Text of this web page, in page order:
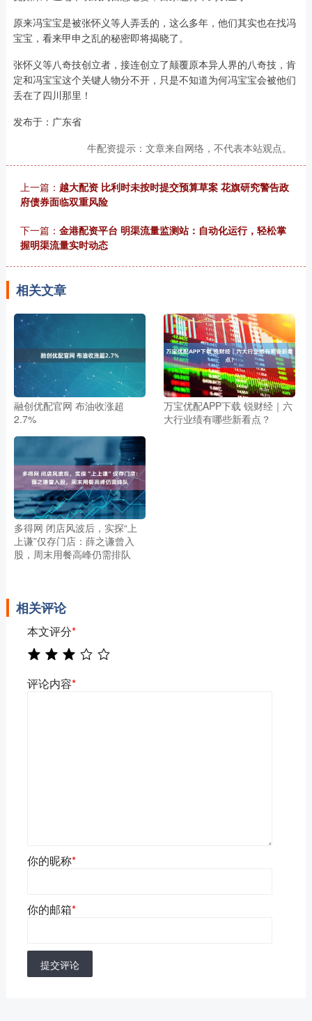
原来冯宝宝是被张怀义等人弄丢的，这么多年，他们其实也在找冯
宝宝，看来甲申之乱的秘密即将揭晓了。
张怀义等八奇技创立者，接连创立了颠覆原本异人界的八奇技，肯
定和冯宝宝这个关键人物分不开，只是不知道为何冯宝宝会被他们
丢在了四川那里！
发布于：广东省
牛配资提示：文章来自网络，不代表本站观点。
上一篇： 越大配资 比利时未按时提交预算草案 花旗研究警告政
府债券面临双重风险
下一篇： 金港配资平台 明渠流量监测站：自动化运行，轻松掌
握明渠流量实时动态
相关文章
融创优配官网 布油收涨超
2.7%
万宝优配APP下载 锐财经｜六
大行业绩有哪些新看点？
多得网 闭店风波后，实探“上
上谦”仅存门店：薛之谦曾入
股，周末用餐高峰仍需排队
相关评论
本文评分*
评论内容*
你的昵称*
你的邮箱*
提交评论